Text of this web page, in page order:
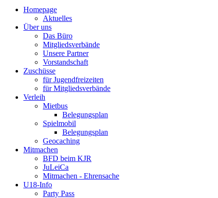
Homepage
Aktuelles
Über uns
Das Büro
Mitgliedsverbände
Unsere Partner
Vorstandschaft
Zuschüsse
für Jugendfreizeiten
für Mitgliedsverbände
Verleih
Mietbus
Belegungsplan
Spielmobil
Belegungsplan
Geocaching
Mitmachen
BFD beim KJR
JuLeiCa
Mitmachen - Ehrensache
U18-Info
Party Pass